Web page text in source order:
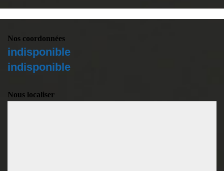
Nos coordonnées
indisponible
indisponible
Nous localiser